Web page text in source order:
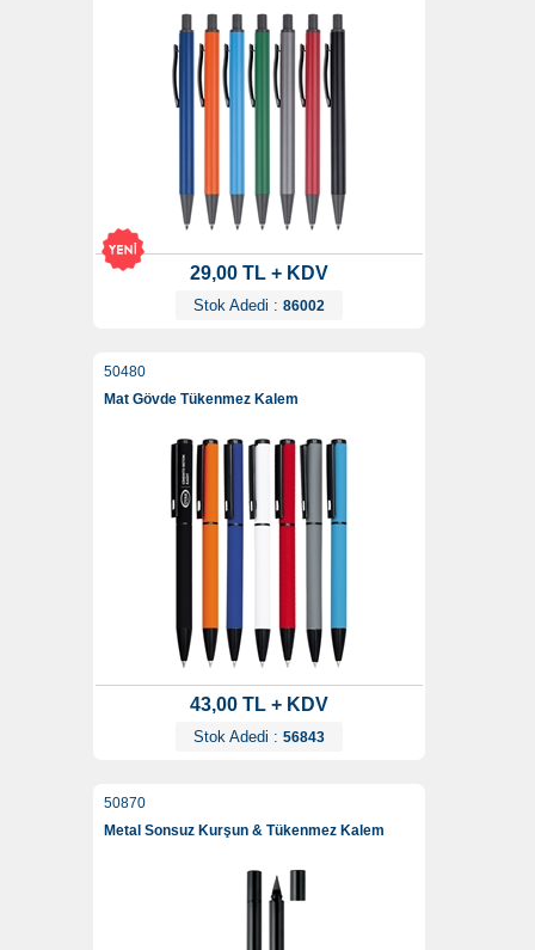
29,00 TL + KDV
Stok Adedi : 86002
50480
Mat Gövde Tükenmez Kalem
43,00 TL + KDV
Stok Adedi : 56843
50870
Metal Sonsuz Kurşun & Tükenmez Kalem